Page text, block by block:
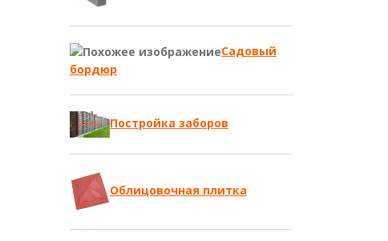
Садовый
бордюр
Постройка заборов
Облицовочная плитка